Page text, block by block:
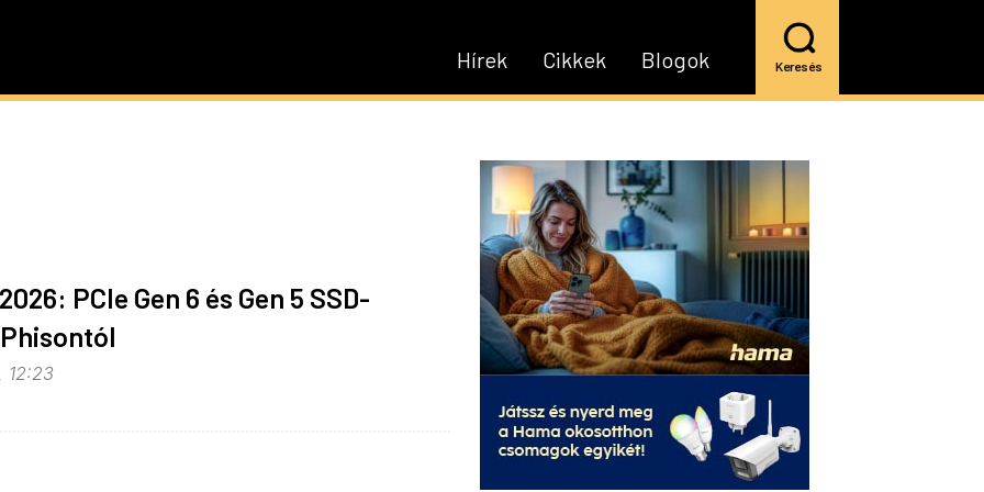
Blogok
Cikkek
Hírek Keresés
PCIe Gen 6 és Gen 5 SSD-
12:23